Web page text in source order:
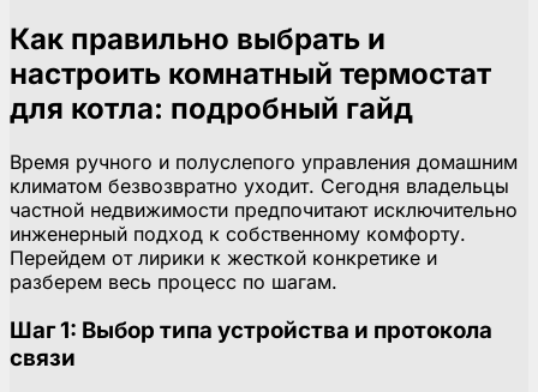
Как правильно выбрать и
настроить комнатный термостат
для котла: подробный гайд
Время ручного и полуслепого управления домашним
климатом безвозвратно уходит. Сегодня владельцы
частной недвижимости предпочитают исключительно
инженерный подход к собственному комфорту.
Перейдем от лирики к жесткой конкретике и
разберем весь процесс по шагам.
Шаг 1: Выбор типа устройства и протокола
связи